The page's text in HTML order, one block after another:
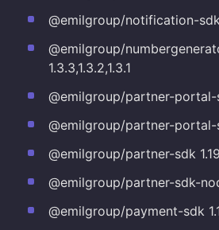
@emilgroup/notification-
@emilgroup/
1.3.3,1.3.2,1.3.1
@emilgroup/partner-portal-
@emilgroup/partner-portal-
@emilgroup/partner-sdk
@emilgroup/partner-sdk-
@emilgroup/payment-sdk